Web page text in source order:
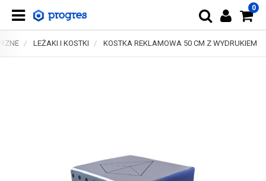
0
LEŻAKI I KOSTKI KOSTKA REKLAMOWA 50 CM Z WYDRUKIEM